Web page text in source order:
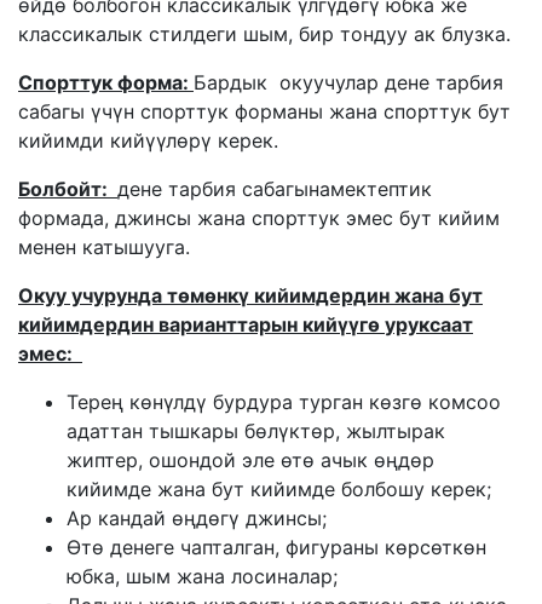
ѳйдѳ болбогон классикалык үлгүдѳгү юбка же
классикалык стилдеги шым, бир тондуу ак блузка.
Спорттук форма: Бардык окуучулар дене тарбия
сабагы үчүн спорттук форманы жана спорттук бут
кийимди кийүүлѳрү керек.
Болбойт: дене тарбия сабагынамектептик
формада, джинсы жана спорттук эмес бут кийим
менен катышууга.
Окуу учурунда тѳмѳнкү кийимдердин жана бут
кийимдердин варианттарын кийүүгѳ уруксаат
эмес:
Терең кѳнүлдү бурдура турган кѳзгѳ комсоо
адаттан тышкары бѳлүктѳр, жылтырак
жиптер, ошондой эле ѳтѳ ачык ѳңдѳр
кийимде жана бут кийимде болбошу керек;
Ар кандай ѳңдѳгү джинсы;
Ѳтѳ денеге чапталган, фигураны кѳрсѳткѳн
юбка, шым жана лосиналар;